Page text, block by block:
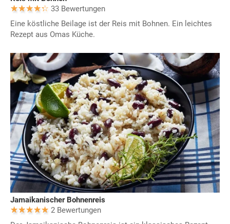
33 Bewertungen
Eine köstliche Beilage ist der Reis mit Bohnen. Ein leichtes
Rezept aus Omas Küche.
Jamaikanischer Bohnenreis
2 Bewertungen